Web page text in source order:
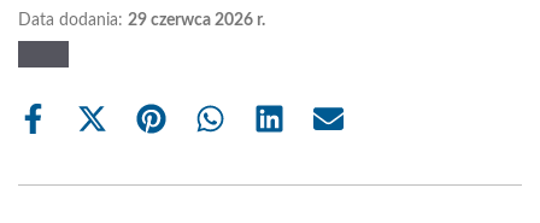
Data dodania: 29 czerwca 2026 r.
Share
Share
(Twitter)
Share Share Share Share